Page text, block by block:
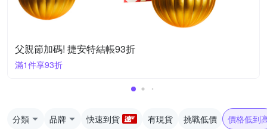
父親節加碼! 捷安特結帳93折
滿1件享93折
分類 品牌 快速到貨 有現貨 挑戰低價 價格低到